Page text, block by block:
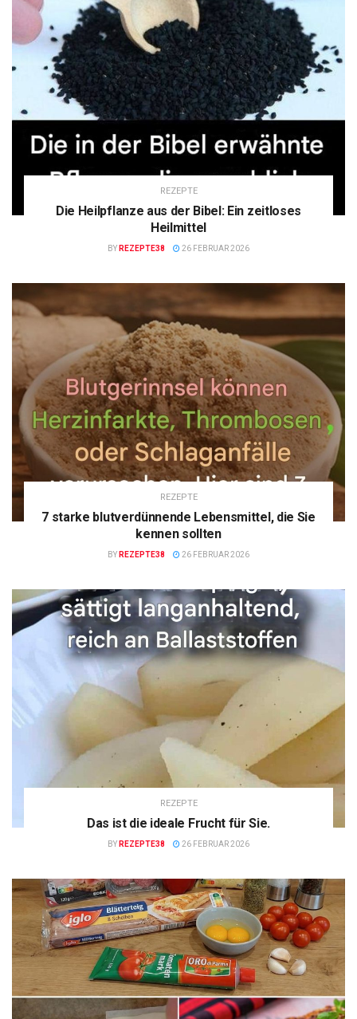
REZEPTE
Die Heilpflanze aus der Bibel: Ein zeitloses
Heilmittel
BY REZEPTE38 26 FEBRUAR 2026
REZEPTE
7 starke blutverdünnende Lebensmittel, die Sie
kennen sollten
BY REZEPTE38 26 FEBRUAR 2026
REZEPTE
Das ist die ideale Frucht für Sie.
BY REZEPTE38 26 FEBRUAR 2026